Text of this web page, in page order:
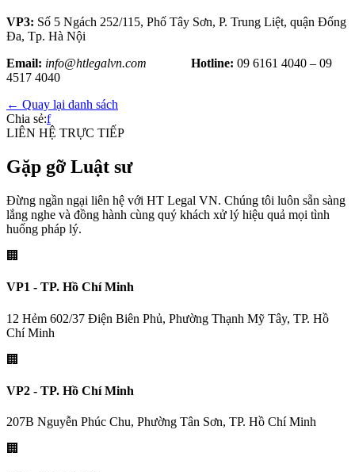
VP3: Số 5 Ngách 252/115, Phố Tây Sơn, P. Trung Liệt, quận Đống
Đa, Tp. Hà Nội
Email: info@htlegalvn.com Hotline: 09 6161 4040 – 09
4517 4040
← Quay lại danh sách
Chia sẻ:f
LIÊN HỆ TRỰC TIẾP
Gặp gỡ Luật sư
Đừng ngần ngại liên hệ với HT Legal VN. Chúng tôi luôn sẵn sàng
lắng nghe và đồng hành cùng quý khách xử lý hiệu quả mọi tình
huống pháp lý.
🏢
VP1 - TP. Hồ Chí Minh
12 Hẻm 602/37 Điện Biên Phủ, Phường Thạnh Mỹ Tây, TP. Hồ
Chí Minh
🏢
VP2 - TP. Hồ Chí Minh
207B Nguyễn Phúc Chu, Phường Tân Sơn, TP. Hồ Chí Minh
🏢